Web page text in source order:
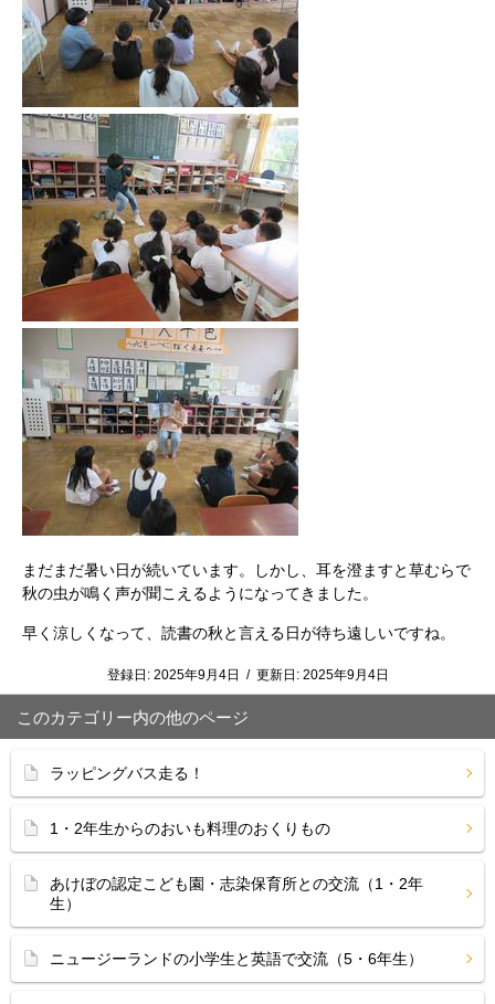
まだまだ暑い日が続いています。しかし、耳を澄ますと草むらで
秋の虫が鳴く声が聞こえるようになってきました。
早く涼しくなって、読書の秋と言える日が待ち遠しいですね。
登録日: 2025年9月4日 / 更新日: 2025年9月4日
このカテゴリー内の他のページ
ラッピングバス走る！
1・2年生からのおいも料理のおくりもの
あけぼの認定こども園・志染保育所との交流（1・2年
生）
ニュージーランドの小学生と英語で交流（5・6年生）